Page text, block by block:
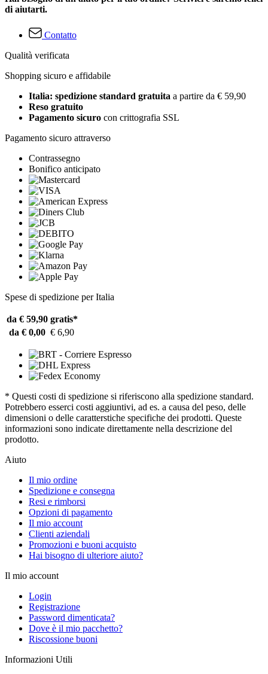
di aiutarti.
Contatto
Qualità verificata
Shopping sicuro e affidabile
Italia: spedizione standard gratuita a partire da € 59,90
Reso gratuito
Pagamento sicuro con crittografia SSL
Pagamento sicuro attraverso
Contrassegno
Bonifico anticipato
Spese di spedizione per Italia
da € 59,90 gratis*
da € 0,00 € 6,90
* Questi costi di spedizione si riferiscono alla spedizione standard.
Potrebbero esserci costi aggiuntivi, ad es. a causa del peso, delle
dimensioni o delle caratterstiche specifiche dei prodotti. Queste
informazioni sono indicate direttamente nella descrizione del
prodotto.
Aiuto
Il mio ordine
Spedizione e consegna
Resi e rimborsi
Opzioni di pagamento
Il mio account
Clienti aziendali
Promozioni e buoni acquisto
Hai bisogno di ulteriore aiuto?
Il mio account
Login
Registrazione
Password dimenticata?
Dove è il mio pacchetto?
Riscossione buoni
Informazioni Utili